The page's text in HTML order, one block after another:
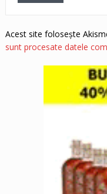
Acest site folosește
sunt procesate datele